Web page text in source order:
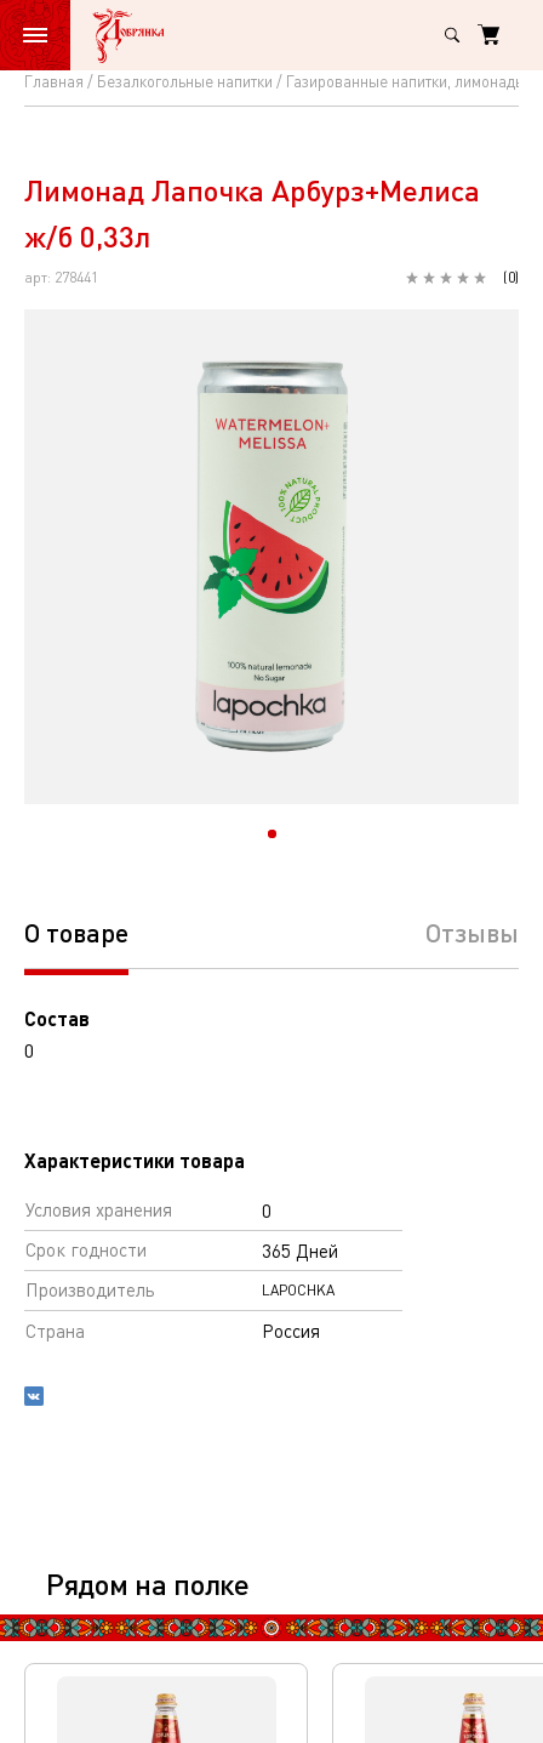
Главная Безалкогольные напитки Газированные напитки, лимонады
Лимонад
Арбуpз+Мелиса
ж/
Лимонад Лапочка Арбуpз+Мелиса
ж/б 0,33л
арт: 278441 (0)
О товаре Отзывы
Состав
0
Характеристики товара
Условия хранения
0
Срок годности
365 Дней
Производитель
LAPOCHKA
Страна Россия
Рядом на полке